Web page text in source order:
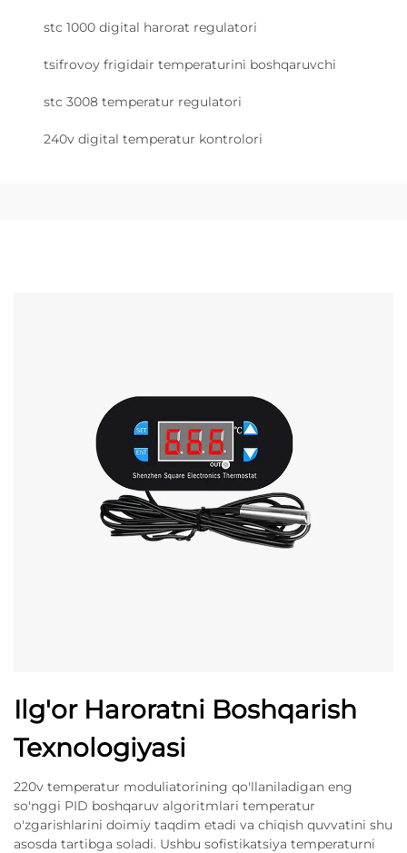
stc 1000 digital harorat regulatori
tsifrovoy frigidair temperaturini boshqaruvchi
stc 3008 temperatur regulatori
240v digital temperatur kontrolori
Ilg'or Haroratni Boshqarish
Texnologiyasi
220v temperatur moduliatorining qo'llaniladigan eng
so'nggi PID boshqaruv algoritmlari temperatur
o'zgarishlarini doimiy taqdim etadi va chiqish quvvatini shu
asosda tartibga soladi. Ushbu sofistikatsiya temperaturni